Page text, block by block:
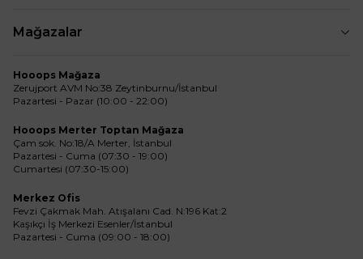
Mağazalar
Hooops Mağaza
Zerujport AVM No:38 Zeytinburnu/İstanbul
Pazartesi - Pazar (10:00 - 22:00)
Hooops Merter Toptan Mağaza
Çam sok. No:18/A Merter, İstanbul
Pazartesi - Cuma (07:30 - 19:00)
Cumartesi (07:30-15:00)
Merkez Ofis
Fevzi Çakmak Mah. Atışalanı Cad. N:196 Kat:2
Kaşıkçı İş Merkezi Esenler/İstanbul
Pazartesi - Cuma (09:00 - 18:00)